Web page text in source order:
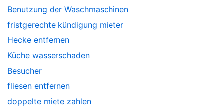
Benutzung der Waschmaschinen
fristgerechte kündigung mieter
Hecke entfernen
Küche wasserschaden
Besucher
fliesen entfernen
doppelte miete zahlen